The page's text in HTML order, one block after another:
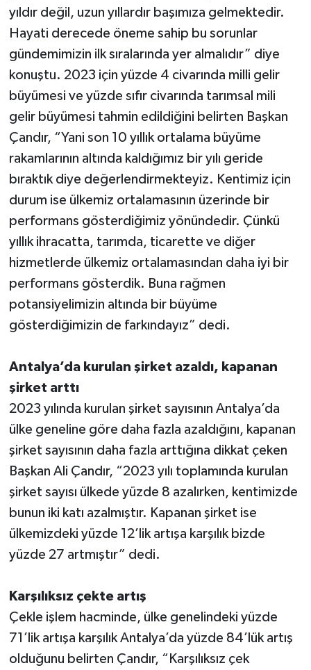
yıldır değil, uzun yıllardır başımıza gelmektedir.
Hayati derecede öneme sahip bu sorunlar
gündemimizin ilk sıralarında yer almalıdır” diye
konuştu. 2023 için yüzde 4 civarında milli gelir
büyümesi ve yüzde sıfır civarında tarımsal mili
gelir büyümesi tahmin edildiğini belirten Başkan
Çandır, “Yani son 10 yıllık ortalama büyüme
rakamlarının altında kaldığımız bir yılı geride
bıraktık diye değerlendirmekteyiz. Kentimiz için
durum ise ülkemiz ortalamasının üzerinde bir
performans gösterdiğimiz yönündedir. Çünkü
yıllık ihracatta, tarımda, ticarette ve diğer
hizmetlerde ülkemiz ortalamasından daha iyi bir
performans gösterdik. Buna rağmen
potansiyelimizin altında bir büyüme
gösterdiğimizin de farkındayız” dedi.
Antalya’da kurulan şirket azaldı, kapanan
şirket arttı
2023 yılında kurulan şirket sayısının Antalya’da
ülke geneline göre daha fazla azaldığını, kapanan
şirket sayısının daha fazla arttığına dikkat çeken
Başkan Ali Çandır, “2023 yılı toplamında kurulan
şirket sayısı ülkede yüzde 8 azalırken, kentimizde
bunun iki katı azalmıştır. Kapanan şirket ise
ülkemizdeki yüzde 12’lik artışa karşılık bizde
yüzde 27 artmıştır” dedi.
Karşılıksız çekte artış
Çekle işlem hacminde, ülke genelindeki yüzde
71’lik artışa karşılık Antalya’da yüzde 84’lük artış
olduğunu belirten Çandır, “Karşılıksız çek